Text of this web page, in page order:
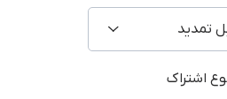
تمدید
اشتراک